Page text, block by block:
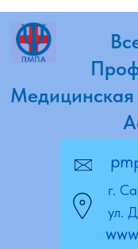
Медицинская
г. Санкт-